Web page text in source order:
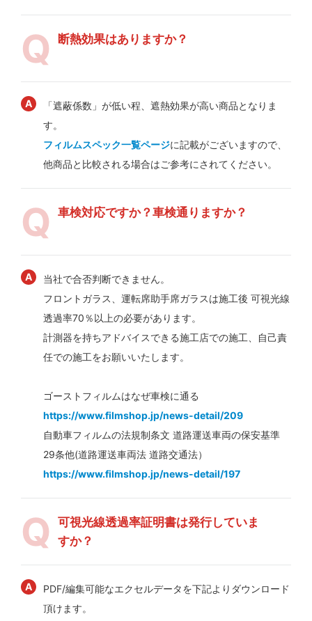
断熱効果はありますか？
「遮蔽係数」が低い程、遮熱効果が高い商品となりま
す。
フィルムスペック一覧ページに記載がございますので、
他商品と比較される場合はご参考にされてください。
車検対応ですか？車検通りますか？
当社で合否判断できません。
フロントガラス、運転席助手席ガラスは施工後 可視光線
透過率70％以上の必要があります。
計測器を持ちアドバイスできる施工店での施工、自己責
任での施工をお願いいたします。
ゴーストフィルムはなぜ車検に通る
https://www.filmshop.jp/news-detail/209
自動車フィルムの法規制条文 道路運送車両の保安基準
29条他(道路運送車両法 道路交通法）
https://www.filmshop.jp/news-detail/197
可視光線透過率証明書は発行していま
すか？
PDF/編集可能なエクセルデータを下記よりダウンロード
頂けます。